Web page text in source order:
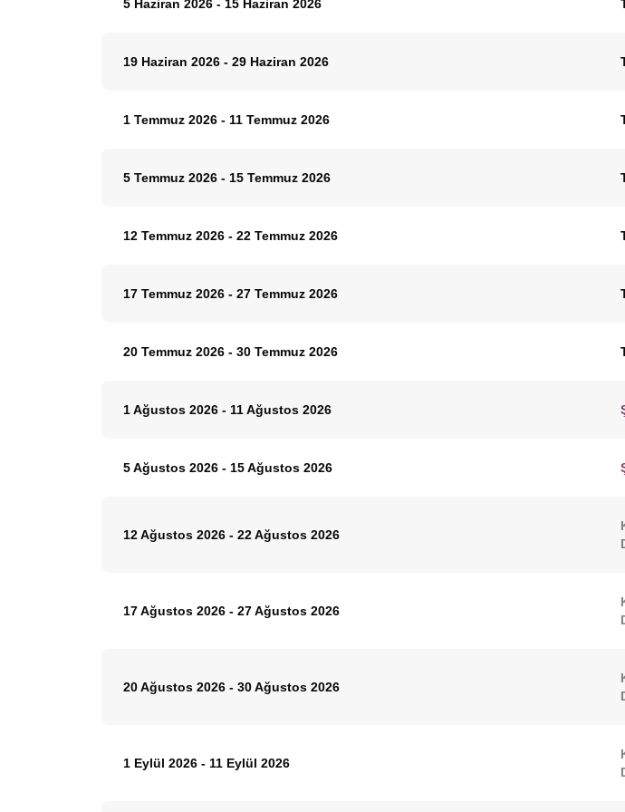
5 Haziran 2026 - 15 Haziran 2026
19 Haziran 2026 - 29 Haziran 2026
1 Temmuz 2026 - 11 Temmuz 2026
5 Temmuz 2026 - 15 Temmuz 2026
12 Temmuz 2026 - 22 Temmuz 2026
17 Temmuz 2026 - 27 Temmuz 2026
20 Temmuz 2026 - 30 Temmuz 2026
1 Ağustos 2026 - 11 Ağustos 2026
5 Ağustos 2026 - 15 Ağustos 2026
12 Ağustos 2026 - 22 Ağustos 2026
17 Ağustos 2026 - 27 Ağustos 2026
20 Ağustos 2026 - 30 Ağustos 2026
1 Eylül 2026 - 11 Eylül 2026